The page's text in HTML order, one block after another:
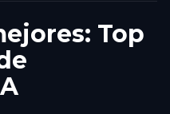
Top